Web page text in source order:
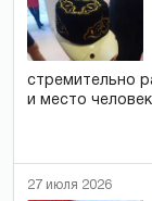
стремительно
и место
27 июля 2026